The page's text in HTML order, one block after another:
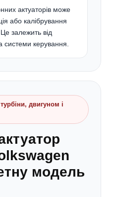
актуаторів може
або калібрування
залежить від
системи керування.
двигуном і
модель